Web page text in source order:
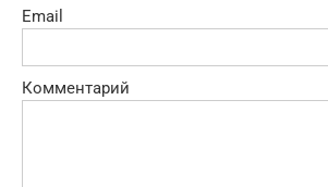
Email
Комментарий